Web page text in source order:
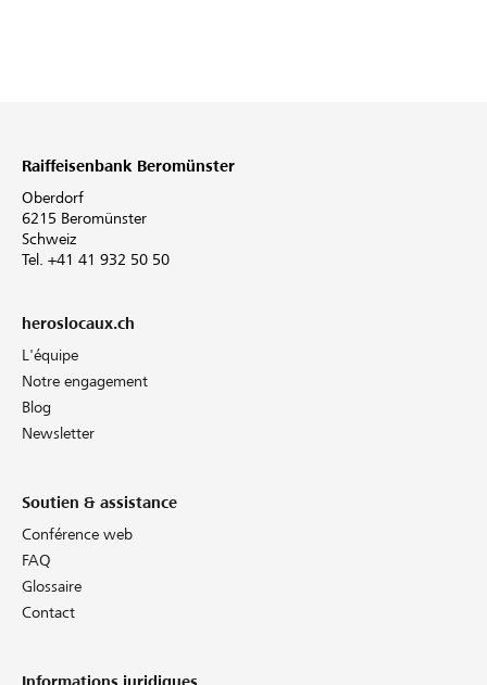
Raiffeisenbank Beromünster
Oberdorf
6215 Beromünster
Schweiz
Tel. +41 41 932 50 50
heroslocaux.ch
L'équipe
Notre engagement
Blog
Newsletter
Soutien & assistance
Conférence web
FAQ
Glossaire
Contact
Informations juridiques